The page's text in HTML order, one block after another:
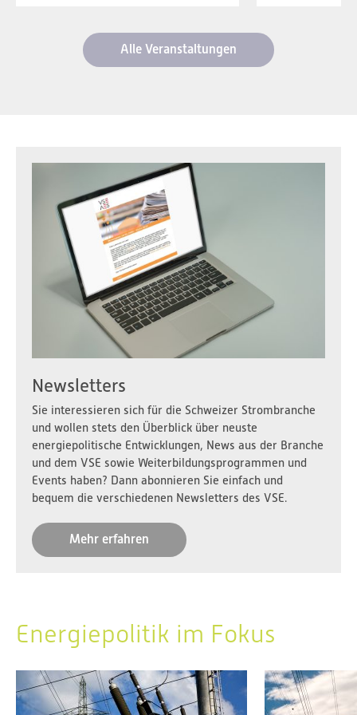
Alle Veranstaltungen
Newsletters
Sie interessieren sich für die Schweizer Strombranche
und wollen stets den Überblick über neuste
energiepolitische Entwicklungen, News aus der Branche
und dem VSE sowie Weiterbildungsprogrammen und
Events haben? Dann abonnieren Sie einfach und
bequem die verschiedenen Newsletters des VSE.
Mehr erfahren
Energiepolitik im Fokus